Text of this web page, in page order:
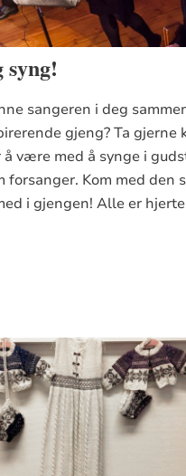
syng!
sangeren i deg
gjeng? Ta gjerne
å være med å synge i
forsanger. Kom med den
i gjengen! Alle er